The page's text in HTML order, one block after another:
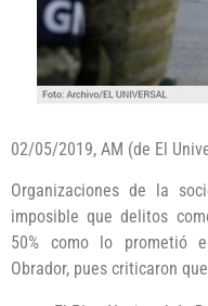
02/05/2019, AM (de El
Organizaciones de la
imposible que delitos
50% como lo prometió
Obrador, pues criticaron